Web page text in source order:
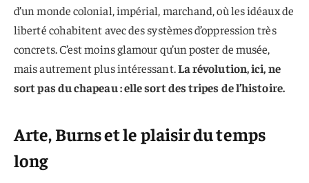
d’un monde colonial, impérial, marchand, où les idéaux de
liberté cohabitent avec des systèmes d’oppression très
concrets. C’est moins glamour qu’un poster de musée,
mais autrement plus intéressant.La révolution, ici, ne
sort pas du chapeau : elle sort des tripes de l’histoire.
Arte, Burns et le plaisir du temps
long